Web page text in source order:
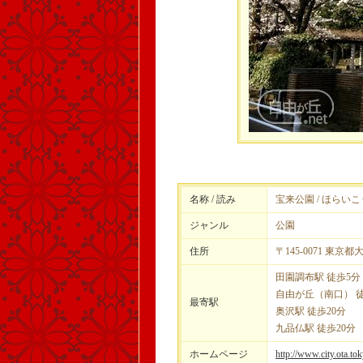
名称 / 読み 宝来公園 / ほらいこ
ジャンル 公園
住所 〒145-0071 東京都
最寄駅
田園調布駅 徒歩5分
自由が丘（南口）
奥沢駅 徒歩20分
九品仏駅 徒歩20分
ホームページ http://